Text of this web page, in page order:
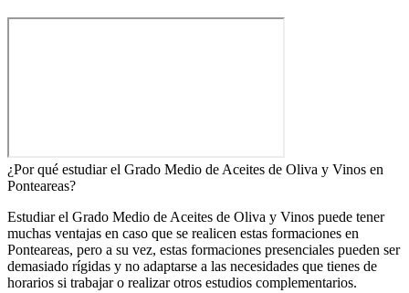
¿Por qué estudiar el Grado Medio de Aceites de Oliva y Vinos en
Ponteareas?
Estudiar el Grado Medio de Aceites de Oliva y Vinos puede tener
muchas ventajas en caso que se realicen estas formaciones en
Ponteareas, pero a su vez, estas formaciones presenciales pueden ser
demasiado rígidas y no adaptarse a las necesidades que tienes de
horarios si trabajar o realizar otros estudios complementarios.